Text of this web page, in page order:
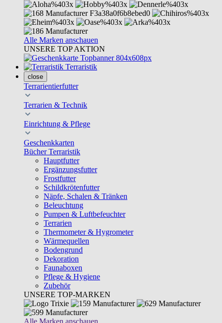
Alle Marken anschauen
UNSERE TOP AKTION
Terraristik
close
Terrarientierfutter
Terrarien & Technik
Einrichtung & Pflege
Geschenkkarten
Bücher Terraristik
Hauptfutter
Ergänzungsfutter
Frostfutter
Schildkrötenfutter
Näpfe, Schalen & Tränken
Beleuchtung
Pumpen & Luftbefeuchter
Terrarien
Thermometer & Hygrometer
Wärmequellen
Bodengrund
Dekoration
Faunaboxen
Pflege & Hygiene
Zubehör
UNSERE TOP-MARKEN
Alle Marken anschauen